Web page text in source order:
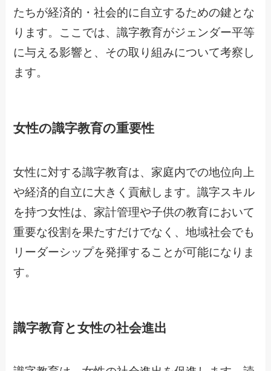
たちが経済的・社会的に自立するための鍵とな
ります。ここでは、識字教育がジェンダー平等
に与える影響と、その取り組みについて考察し
ます。
女性の識字教育の重要性
女性に対する識字教育は、家庭内での地位向上
や経済的自立に大きく貢献します。識字スキル
を持つ女性は、家計管理や子供の教育において
重要な役割を果たすだけでなく、地域社会でも
リーダーシップを発揮することが可能になりま
す。
識字教育と女性の社会進出